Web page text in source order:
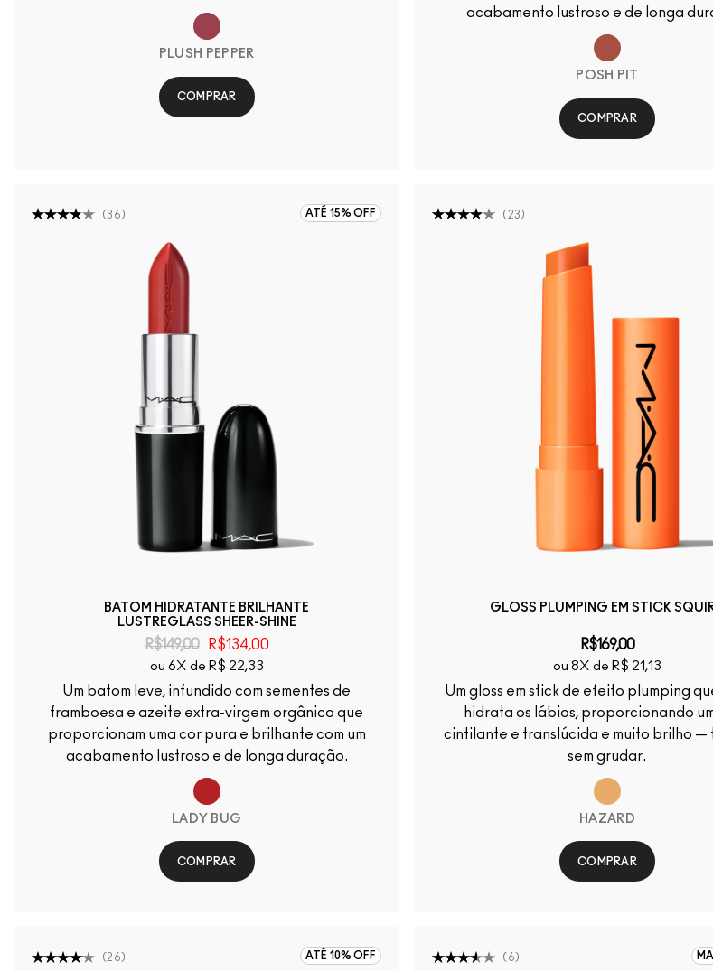
PLUSH PEPPER
COMPRAR
acabamento lustroso e de longa
POSH PIT
COMPRAR
ATÉ 15% OFF
(36 )
BATOM HIDRATANTE BRILHANTE
LUSTREGLASS SHEER-SHINE
R$149,00 R$134,00
ou 6X de R$ 22,33
Um batom leve, infundido com sementes de
framboesa e azeite extra-virgem orgânico que
proporcionam uma cor pura e brilhante com um
acabamento lustroso e de longa duração.
LADY BUG
COMPRAR
( 23 )
GLOSS PLUMPING EM STICK
R$169,00
ou 8X de R$ 21,13
Um gloss em stick de efeito plumping
hidrata os lábios, proporcionando
cintilante e translúcida e muito brilho —
sem grudar.
HAZARD
COMPRAR
ATÉ 10% OFF
( 26 ) ( 6 )